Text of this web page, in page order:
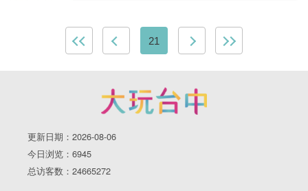
21
更新日期：2026-08-06
今日浏览：6945
总访客数：24665272